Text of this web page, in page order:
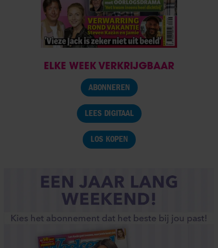
ELKE WEEK VERKRIJGBAAR
ABONNEREN
LEES DIGITAAL
LOS KOPEN